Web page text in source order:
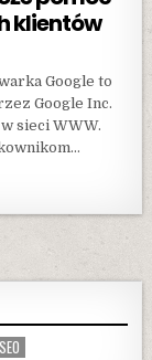
klientów
Google to
Google Inc.
sieci WWW.
SEO